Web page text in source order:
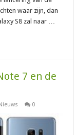
waar zijn, dan
S8 zal naar …
7 en de
0